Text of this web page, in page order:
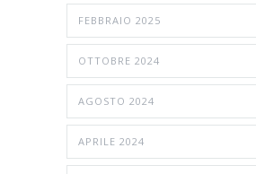
FEBBRAIO 2025
OTTOBRE 2024
AGOSTO 2024
APRILE 2024